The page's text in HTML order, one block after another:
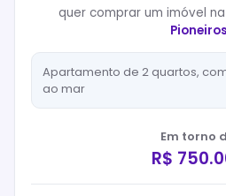
quer comprarum imóvel
Pioneiros
Apartamento de 2 quartos,
ao mar
Em torno
R$